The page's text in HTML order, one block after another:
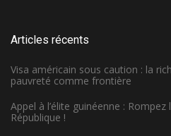
Articles récents
Visa américain sous caution : la
pauvreté comme frontière
Appel à l’élite guinéenne :
République !